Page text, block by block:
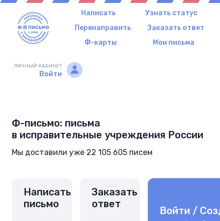
Написать
Узнать статус
Перенаправить
Заказать ответ
Ф-карты
Мои письма
ЛИЧНЫЙ КАБИНЕТ
Войти
Ф-письмо: письма
в исправительные учреждения России
Мы доставили уже 22 105 605 писем
Написать
письмо
Заказать
ответ
Войти /